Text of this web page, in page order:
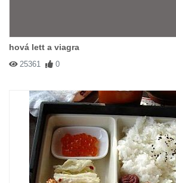
hová lett a viagra
25361 0